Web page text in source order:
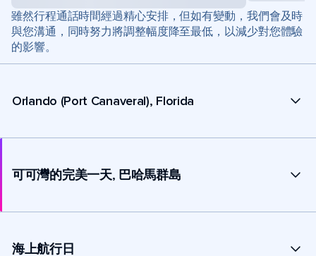
雖然行程通話時間經過精心安排，但如有變動，我們會及時
與您溝通，同時努力將調整幅度降至最低，以減少對您體驗
的影響。
Orlando (Port Canaveral), Florida
可可灣的完美一天, 巴哈馬群島
海上航行日